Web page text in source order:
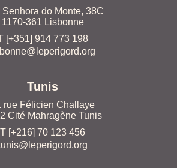
Senhora do Monte, 38C
1170-361 Lisbonne
[+351] 914 773 198
Tunis
rue Félicien Challaye
Cité Mahragène Tunis
T [+216] 70 123 456